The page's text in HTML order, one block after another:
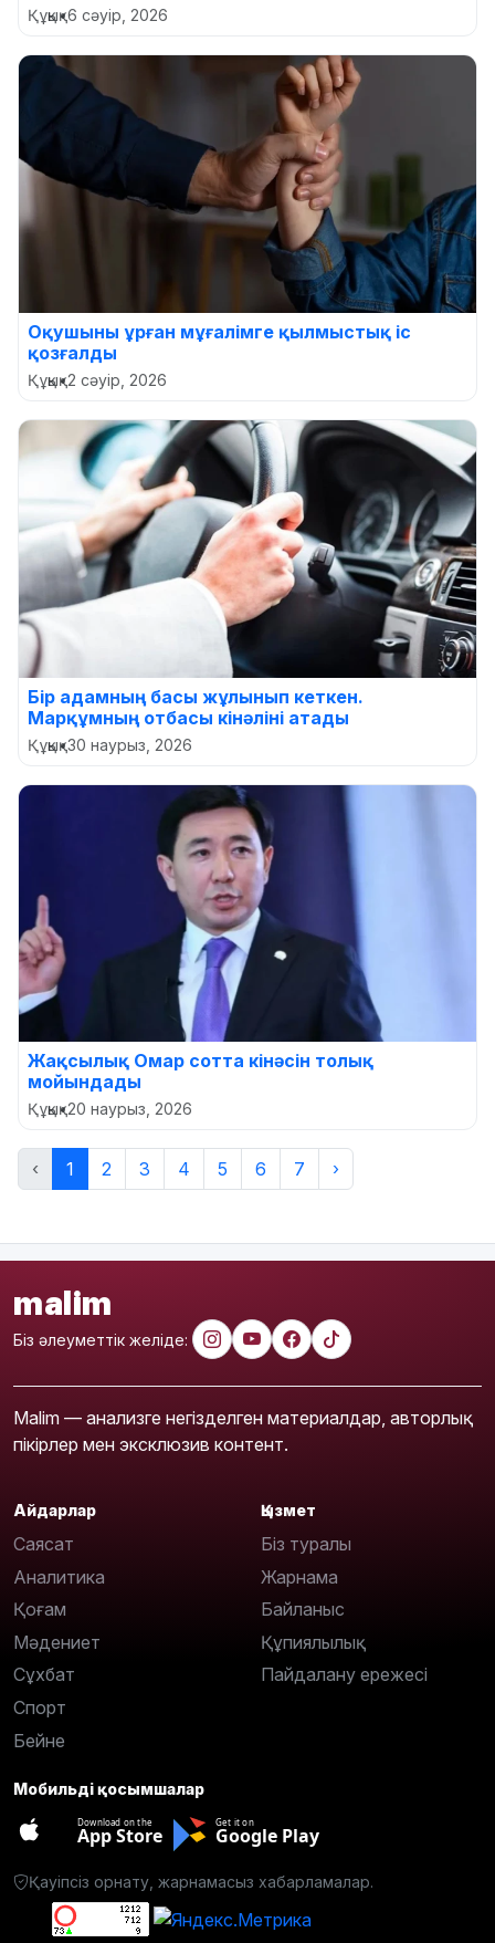
Құқық•6 сәуір, 2026
Оқушыны ұрған мұғалімге қылмыстық іс
қозғалды
Құқық•2 сәуір, 2026
Бір адамның басы жұлынып кеткен.
Марқұмның отбасы кінәліні атады
Құқық•30 наурыз, 2026
Жақсылық Омар сотта кінәсін толық
мойындады
Құқық•20 наурыз, 2026
‹ 1 2 3 4 5 6 7 ›
malim
Біз әлеуметтік желіде:
Malim — анализге негізделген материалдар, авторлық
пікірлер мен эксклюзив контент.
Айдарлар
Саясат
Аналитика
Қоғам
Мәдениет
Сұхбат
Спорт
Бейне
Қызмет
Біз туралы
Жарнама
Байланыс
Құпиялылық
Пайдалану ережесі
Мобильді қосымшалар
Download on the
App Store
Get it on
Google Play
Қауіпсіз орнату, жарнамасыз хабарламалар.